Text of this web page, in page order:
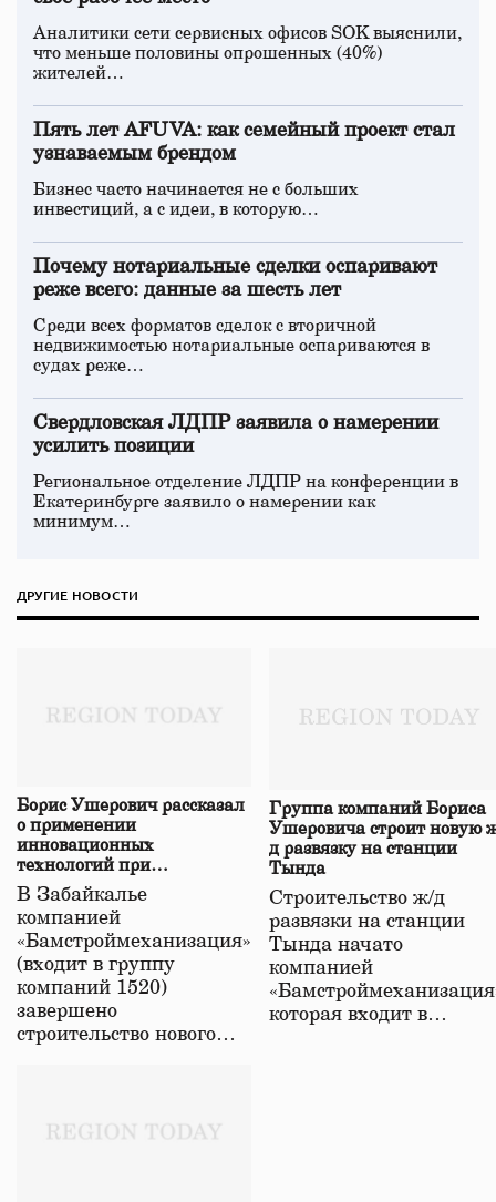
Аналитики сети сервисных офисов SOK выяснили,
что меньше половины опрошенных (40%)
жителей…
Пять лет AFUVA: как семейный проект стал
узнаваемым брендом
Бизнес часто начинается не с больших
инвестиций, а с идеи, в которую…
Почему нотариальные сделки оспаривают
реже всего: данные за шесть лет
Среди всех форматов сделок с вторичной
недвижимостью нотариальные оспариваются в
судах реже…
Свердловская ЛДПР заявила о намерении
усилить позиции
Региональное отделение ЛДПР на конференции в
Екатеринбурге заявило о намерении как
минимум…
ДРУГИЕ НОВОСТИ
Борис Ушерович рассказал
о применении
инновационных
технологий при
строительстве нового моста
в Забайкалье
В Забайкалье
компанией
«Бамстроймеханизация»
(входит в группу
компаний 1520)
завершено
строительство нового…
Группа компаний Бориса
Ушеровича строит новую
д развязку на станции
Тында
Строительство ж/д
развязки на станции
Тында начато
компанией
которая входит в…